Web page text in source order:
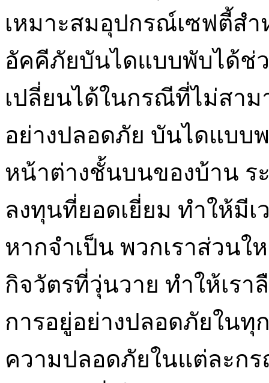
เหมาะสมอุปกรณ์เซฟตี้ส
อัคคีภัยบันไดแบบพับได้ช่
เปลี่ยนได้ในกรณีที่ไม่สา
อย่างปลอดภัย บันไดแบบ
หน้าต่างชั้นบนของบ้าน ร
ลงทุนที่ยอดเยี่ยม ทำให้มี
หากจำเป็น พวกเราส่วน
กิจวัตรที่วุ่นวาย ทำให้เร
การอยู่อย่างปลอดภัยใน
ความปลอดภัยในแต่ละก